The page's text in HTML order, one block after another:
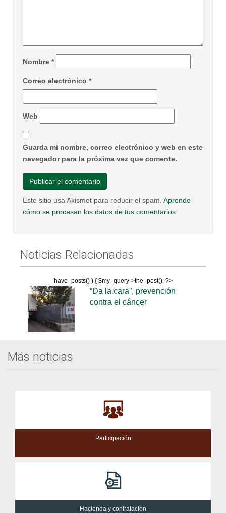
Nombre *
Correo electrónico *
Web
Guarda mi nombre, correo electrónico y web en este
navegador para la próxima vez que comente.
Este sitio usa Akismet para reducir el spam. Aprende
cómo se procesan los datos de tus comentarios.
Noticias Relacionadas
have_posts() ) { $my_query->the_post(); ?>
“Da la cara”, prevención
contra el cáncer
Más noticias
Participación
Hacienda y contratación